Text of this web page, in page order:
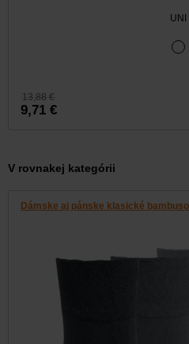
UNI
13,88 €
9,71 €
V rovnakej kategórii
Dámske aj pánske klasické